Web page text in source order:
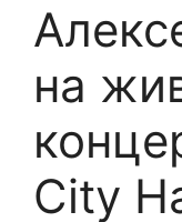
на
City